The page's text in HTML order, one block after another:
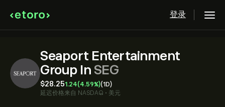
登录
Seaport Entertainment
Group In SEG
‎$‎28.251.24(4.59%)(1D)
延迟价格来自 NASDAQ • 美元